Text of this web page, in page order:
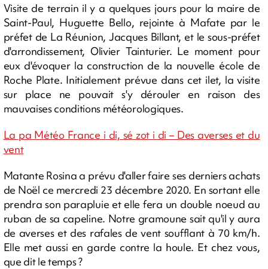
Visite de terrain il y a quelques jours pour la maire de
Saint-Paul, Huguette Bello, rejointe à Mafate par le
préfet de La Réunion, Jacques Billant, et le sous-préfet
d'arrondissement, Olivier Tainturier. Le moment pour
eux d'évoquer la construction de la nouvelle école de
Roche Plate. Initialement prévue dans cet ilet, la visite
sur place ne pouvait s'y dérouler en raison des
mauvaises conditions météorologiques.
La pa Météo France i di, sé zot i di – Des averses et du
vent
Matante Rosina a prévu d'aller faire ses derniers achats
de Noël ce mercredi 23 décembre 2020. En sortant elle
prendra son parapluie et elle fera un double noeud au
ruban de sa capeline. Notre gramoune sait qu'il y aura
de averses et des rafales de vent soufflant à 70 km/h.
Elle met aussi en garde contre la houle. Et chez vous,
que dit le temps ?